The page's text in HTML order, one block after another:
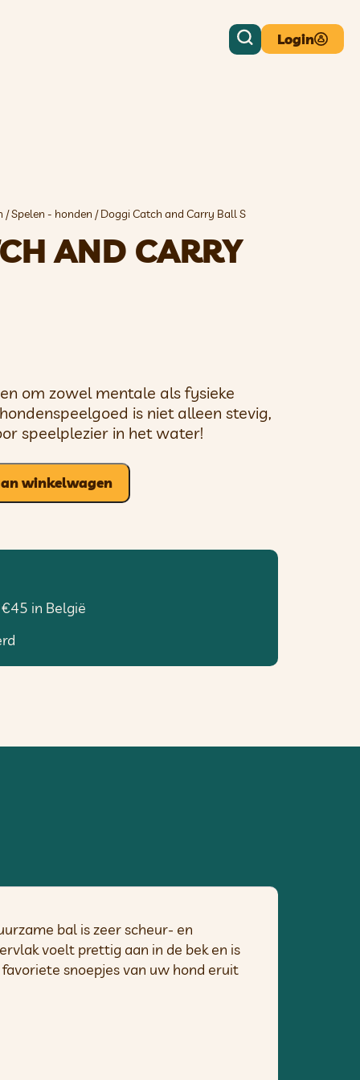
Login
/Spelen - honden / Doggi Catch and Carry Ball S
AND CARRY
om zowel mentale als fysieke
is niet alleen stevig,
speelplezier in het water!
winkelwagen
in België
bal is zeer scheur- en
voelt prettig aan in de bek en is
snoepjes van uw hond eruit